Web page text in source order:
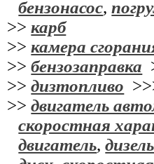
бензонасос,
>>карб
>>камера
>>бензозаправка
>>дизтопливо
>>двигатель
скоростная
двигатель,